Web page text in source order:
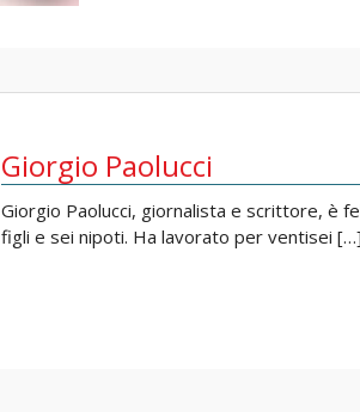
Giorgio Paolucci
Giorgio Paolucci, giornalista e scrittore, è
figli e sei nipoti. Ha lavorato per ventisei […]